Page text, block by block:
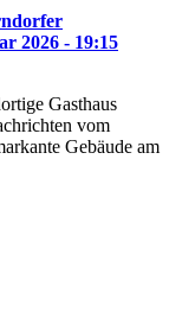
2026 - 19:15
Gasthaus
vom
Gebäude am